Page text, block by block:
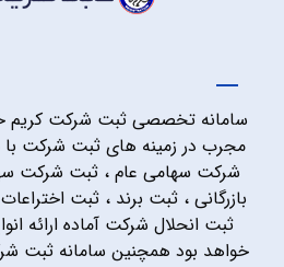
سامانه تخصصی ثبت شرکت کریم
مجرب در زمینه های ثبت شرکت
شرکت سهامی عام ، ثبت شرکت
بازرگانی ، ثبت برند ، ثبت
ثبت انحلال شرکت آماده ارائه
خواهد بود همچنین سامانه ثبت